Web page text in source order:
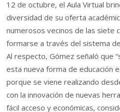
12 de octubre, el Aula Virtual
diversidad de su oferta
numerosos vecinos de las siete
formarse a través del sistema
Al respecto, Gómez señaló que
esta nueva forma de educación
porque se viene realizando
con la innovación de nuevas
fácil acceso y económicas,